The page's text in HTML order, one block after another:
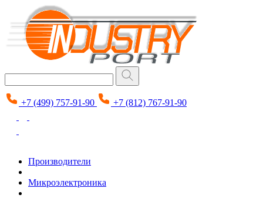
+7 (499) 757-91-90 +7 (812) 767-91-90
Производители
Микроэлектроника